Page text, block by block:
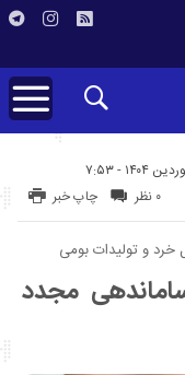
چاپ خبر ۰ نظر
و تولیدات بومی
مجدد